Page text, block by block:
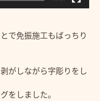
で免振施工もばっちり
がしながら字彫りをし
をしました。